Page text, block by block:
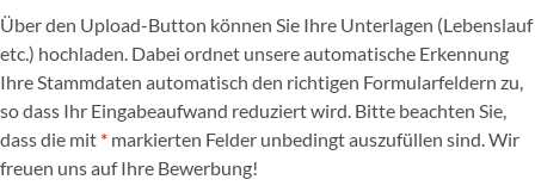
Über den Upload-Button können Sie Ihre Unterlagen (Lebenslauf
etc.) hochladen. Dabei ordnet unsere automatische Erkennung
Ihre Stammdaten automatisch den richtigen Formularfeldern zu,
so dass Ihr Eingabeaufwand reduziert wird. Bitte beachten Sie,
dass die mit * markierten Felder unbedingt auszufüllen sind. Wir
freuen uns auf Ihre Bewerbung!